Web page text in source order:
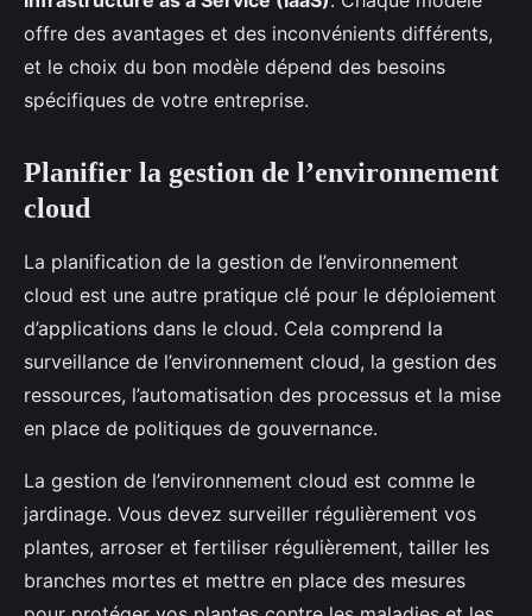
offre des avantages et des inconvénients différents,
et le choix du bon modèle dépend des besoins
spécifiques de votre entreprise.
Planifier la gestion de l’environnement
cloud
La planification de la gestion de l’environnement
cloud est une autre pratique clé pour le déploiement
d’applications dans le cloud. Cela comprend la
surveillance de l’environnement cloud, la gestion des
ressources, l’automatisation des processus et la mise
en place de politiques de gouvernance.
La gestion de l’environnement cloud est comme le
jardinage. Vous devez surveiller régulièrement vos
plantes, arroser et fertiliser régulièrement, tailler les
branches mortes et mettre en place des mesures